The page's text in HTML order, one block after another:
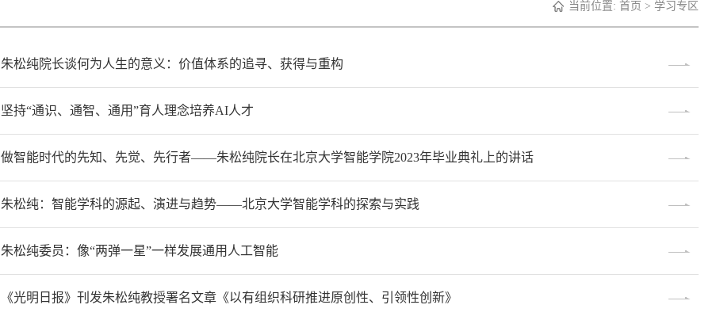
当前位置: 首页 > 学习专区
朱松纯院长谈何为人生的意义：价值体系的追寻、获得与重构
坚持“通识、通智、通用”育人理念培养AI人才
做智能时代的先知、先觉、先行者——朱松纯院长在北京大学智能学院2023年毕业典礼上的讲话
朱松纯：智能学科的源起、演进与趋势——北京大学智能学科的探索与实践
朱松纯委员：像“两弹一星”一样发展通用人工智能
《光明日报》刊发朱松纯教授署名文章《以有组织科研推进原创性、引领性创新》